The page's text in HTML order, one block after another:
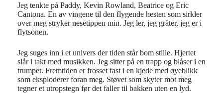
Jeg tenkte på Paddy, Kevin Rowland, Beatrice og Eric
Cantona. En av vingene til den flygende hesten som sirkler
over meg stryker nesetippen min. Jeg ler, jeg gråter, jeg er i
flytsonen.
Jeg suges inn i et univers der tiden står bom stille. Hjertet
slår i takt med musikken. Jeg sitter på en trapp og blåser i en
trumpet. Fremtiden er frosset fast i en kjede med øyeblikk
som eksploderer foran meg. Støvet som skyter mot meg
tegner et utropstegn før det faller til bakken uten en lyd.